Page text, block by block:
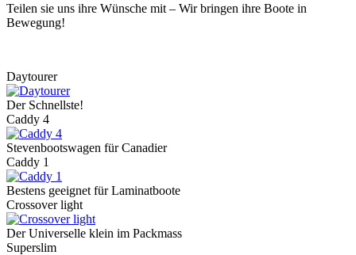
Teilen sie uns ihre Wünsche mit – Wir bringen ihre Boote in
Bewegung!
Daytourer
Der Schnellste!
Caddy 4
Stevenbootswagen für Canadier
Caddy 1
Bestens geeignet für Laminatboote
Crossover light
Der Universelle klein im Packmass
Superslim